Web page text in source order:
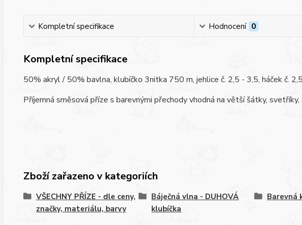
Kompletní specifikace Hodnocení 0
Kompletní specifikace
50% akryl / 50% bavlna, klubíčko 3nitka 750 m, jehlice č. 2,5 - 3,5, háček č.
Příjemná směsová příze s barevnými přechody vhodná na větší šátky, svetříky,
Zboží zařazeno v kategoriích
VŠECHNY PŘÍZE - dle ceny,
značky, materiálu, barvy
Báječná vlna - DUHOVÁ
klubíčka
Barevná